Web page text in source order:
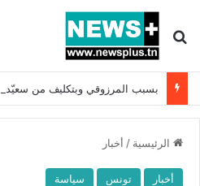
بحث عن
الرئيسية / أخبار
أخبار تونس سياسة